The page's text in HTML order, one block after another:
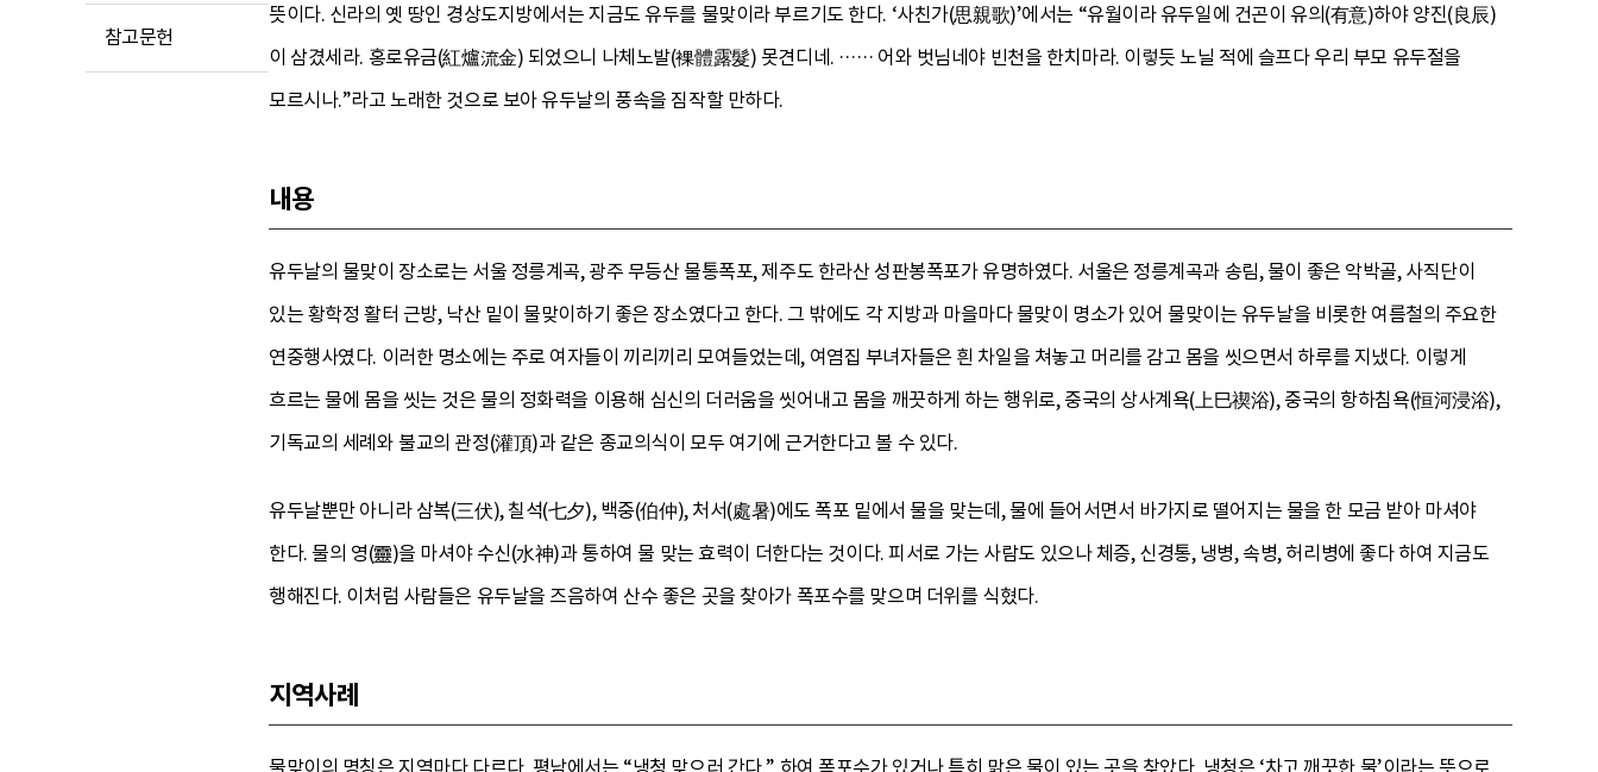
참고문헌
뜻이다. 신라의 옛 땅인 경상도지방에서는 지금도 유두를 물맞이라 부르기도 한다. ‘사친가(思親歌)’에서는 “유월이라 유두일에 건곤이 유의(有意)하야 양진(良辰)
이 삼겼세라. 홍로유금(紅爐流金) 되었으니 나체노발(裸體露髮) 못견디네. …… 어와 벗님네야 빈천을 한치마라. 이렇듯 노닐 적에 슬프다 우리 부모 유두절을
모르시나.”라고 노래한 것으로 보아 유두날의 풍속을 짐작할 만하다.
내용
유두날의 물맞이 장소로는 서울 정릉계곡, 광주 무등산 물통폭포, 제주도 한라산 성판봉폭포가 유명하였다. 서울은 정릉계곡과 송림, 물이 좋은 악박골, 사직단이
있는 황학정 활터 근방, 낙산 밑이 물맞이하기 좋은 장소였다고 한다. 그 밖에도 각 지방과 마을마다 물맞이 명소가 있어 물맞이는 유두날을 비롯한 여름철의 주요한
연중행사였다. 이러한 명소에는 주로 여자들이 끼리끼리 모여들었는데, 여염집 부녀자들은 흰 차일을 쳐놓고 머리를 감고 몸을 씻으면서 하루를 지냈다. 이렇게
흐르는 물에 몸을 씻는 것은 물의 정화력을 이용해 심신의 더러움을 씻어내고 몸을 깨끗하게 하는 행위로, 중국의 상사계욕(上巳禊浴), 중국의 항하침욕(恒河浸浴),
기독교의 세례와 불교의 관정(灌頂)과 같은 종교의식이 모두 여기에 근거한다고 볼 수 있다.
유두날뿐만 아니라 삼복(三伏), 칠석(七夕), 백중(伯仲), 처서(處暑)에도 폭포 밑에서 물을 맞는데, 물에 들어서면서 바가지로 떨어지는 물을 한 모금 받아 마셔야
한다. 물의 영(靈)을 마셔야 수신(水神)과 통하여 물 맞는 효력이 더한다는 것이다. 피서로 가는 사람도 있으나 체증, 신경통, 냉병, 속병, 허리병에 좋다 하여 지금도
행해진다. 이처럼 사람들은 유두날을 즈음하여 산수 좋은 곳을 찾아가 폭포수를 맞으며 더위를 식혔다.
지역사례